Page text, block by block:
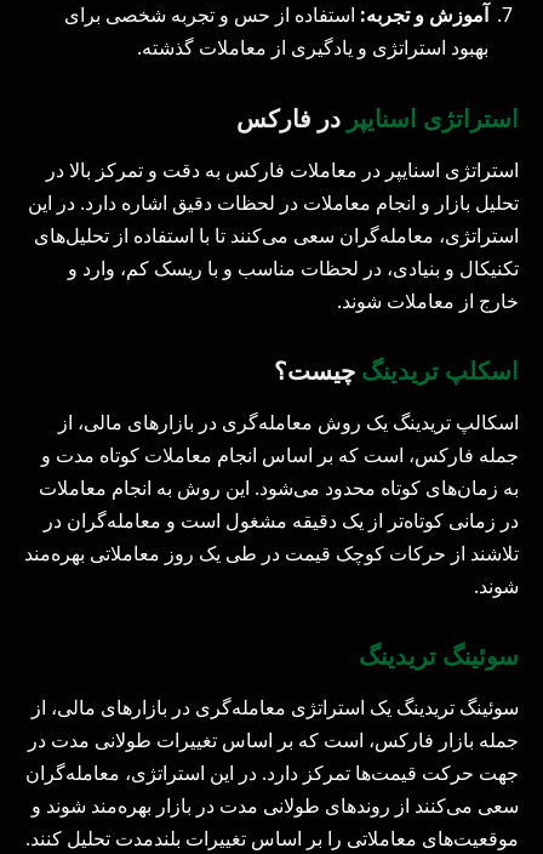
آموزش و تجربه: استفاده از حس و تجربه شخصی برای
بهبود استراتژی و یادگیری از معاملات گذشته.
استراتژی اسنایپر در فارکس
استراتژی اسنایپر در معاملات فارکس به دقت و تمرکز بالا در
تحلیل بازار و انجام معاملات در لحظات دقیق اشاره دارد. در این
استراتژی، معامله‌گران سعی می‌کنند تا با استفاده از تحلیل‌های
تکنیکال و بنیادی، در لحظات مناسب و با ریسک کم، وارد و
خارج از معاملات شوند.
اسکلپ تریدینگ چیست؟
اسکالپ تریدینگ یک روش معامله‌گری در بازارهای مالی، از
جمله فارکس، است که بر اساس انجام معاملات کوتاه مدت و
به زمان‌های کوتاه محدود می‌شود. این روش به انجام معاملات
در زمانی کوتاه‌تر از یک دقیقه مشغول است و معامله‌گران در
تلاشند از حرکات کوچک قیمت در طی یک روز معاملاتی بهره‌مند
شوند.
سوئینگ تریدینگ
سوئینگ تریدینگ یک استراتژی معامله‌گری در بازارهای مالی، از
جمله بازار فارکس، است که بر اساس تغییرات طولانی مدت در
جهت حرکت قیمت‌ها تمرکز دارد. در این استراتژی، معامله‌گران
سعی می‌کنند از روندهای طولانی مدت در بازار بهره‌مند شوند و
موقعیت‌های معاملاتی را بر اساس تغییرات بلندمدت تحلیل کنند.